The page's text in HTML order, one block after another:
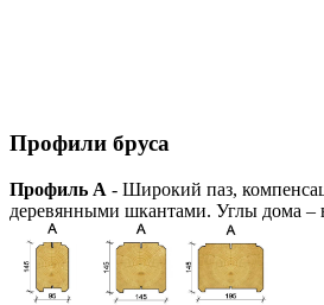
Профили бруса
Профиль А - Широкий паз,
деревянными шкантами. Углы дома –